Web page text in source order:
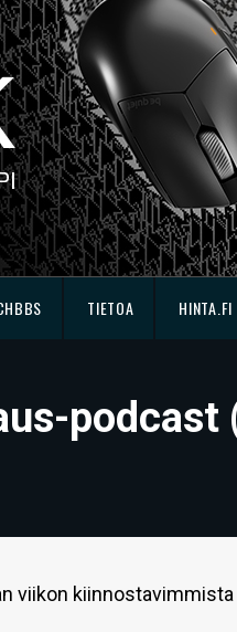
TIETOA HINTA.FI
podcast
viikon